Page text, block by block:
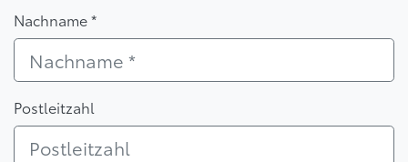
Nachname *
Postleitzahl